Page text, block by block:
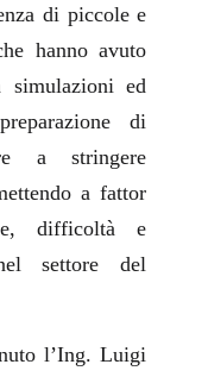
di piccole e
hanno avuto
simulazioni ed
di
a stringere
a fattor
difficoltà e
settore del
l’Ing. Luigi